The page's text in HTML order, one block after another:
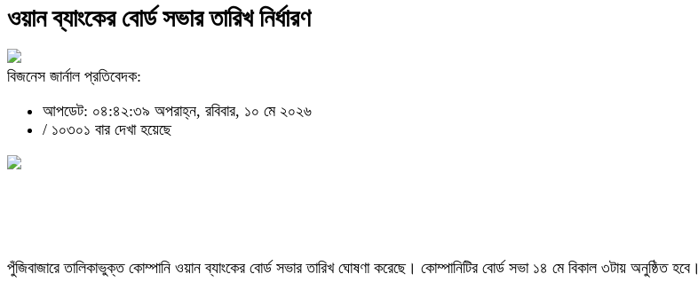
ওয়ান ব্যাংকের বোর্ড সভার তারিখ নির্ধারণ
বিজনেস জার্নাল প্রতিবেদক:
আপডেট: ০৪:৪২:৩৯ অপরাহ্ন, রবিবার, ১০ মে ২০২৬
/ ১০৩০১ বার দেখা হয়েছে
পুঁজিবাজারে তালিকাভুক্ত কোম্পানি ওয়ান ব্যাংকের বোর্ড সভার তারিখ ঘোষণা করেছে। কোম্পানিটির বোর্ড সভা ১৪ মে বিকাল ৩টায় অনুষ্ঠিত হবে।